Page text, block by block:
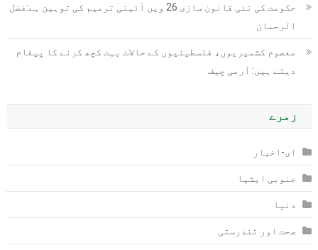
حکومت کی نئی قانون سازی 26 ویں آئینی ترمیم کی توہین ہے:فضل
الرحمان
معصوم کشمیریوں، فلسطینیوں کے حالات بہت کچھ کرنے کا پیغام
دیتے ہیں: آرمی چیف
زمرے
ای-اخبار
جنوبی ایشیا
دنیا
صحت اور تندرستی